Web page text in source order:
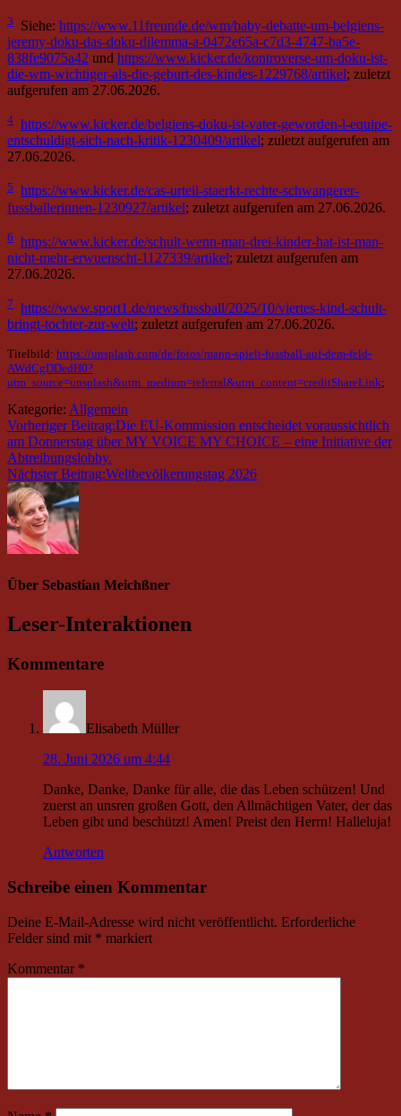
3 Siehe: https://www.11freunde.de/wm/baby-debatte-um-belgiens-
jeremy-doku-das-doku-dilemma-a-0472e65a-c7d3-4747-ba5e-
838fe9075a42 und https://www.kicker.de/kontroverse-um-doku-ist-
die-wm-wichtiger-als-die-geburt-des-kindes-1229768/artikel; zuletzt
aufgerufen am 27.06.2026.
4 https://www.kicker.de/belgiens-doku-ist-vater-geworden-l-equipe-
entschuldigt-sich-nach-kritik-1230409/artikel; zuletzt aufgerufen am
27.06.2026.
5 https://www.kicker.de/cas-urteil-staerkt-rechte-schwangerer-
fussballerinnen-1230927/artikel; zuletzt aufgerufen am 27.06.2026.
6 https://www.kicker.de/schult-wenn-man-drei-kinder-hat-ist-man-
nicht-mehr-erwuenscht-1127339/artikel; zuletzt aufgerufen am
27.06.2026.
7 https://www.sport1.de/news/fussball/2025/10/viertes-kind-schult-
bringt-tochter-zur-welt; zuletzt aufgerufen am 27.06.2026.
Titelbild: https://unsplash.com/de/fotos/mann-spielt-fussball-auf-dem-feld-
AWdCgDDedH0?
utm_source=unsplash&utm_medium=referral&utm_content=creditShareLink;
Kategorie: Allgemein
Vorheriger Beitrag:Die EU-Kommission entscheidet voraussichtlich
am Donnerstag über MY VOICE MY CHOICE – eine Initiative der
Abtreibungslobby.
Nächster Beitrag:Weltbevölkerungstag 2026
Über Sebastian Meichßner
Leser-Interaktionen
Kommentare
Elisabeth Müller
28. Juni 2026 um 4:44
Danke, Danke, Danke für alle, die das Leben schützen! Und
zuerst an unsren großen Gott, den Allmächtigen Vater, der das
Leben gibt und beschützt! Amen! Preist den Herrn! Halleluja!
Antworten
Schreibe einen Kommentar
Deine E-Mail-Adresse wird nicht veröffentlicht. Erforderliche
Felder sind mit * markiert
Kommentar *